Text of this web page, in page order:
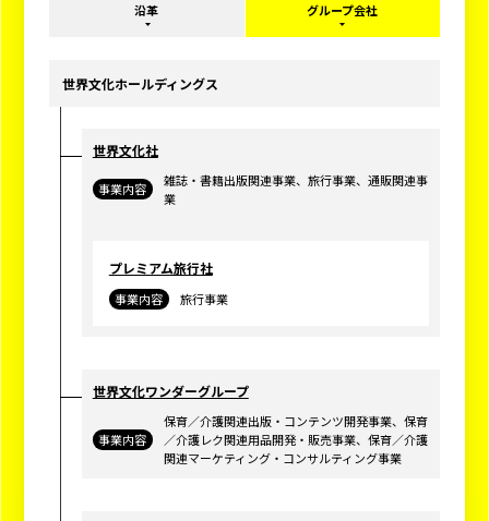
沿革 グループ会社
世界文化ホールディングス
世界文化社
事業内容
雑誌・書籍出版関連事業、旅⾏事業、通販関連事
業
プレミアム旅⾏社
事業内容 旅行事業
世界⽂化ワンダーグループ
事業内容
保育／介護関連出版・コンテンツ開発事業、保育
／介護レク関連用品開発・販売事業、保育／介護
関連マーケティング・コンサルティング事業